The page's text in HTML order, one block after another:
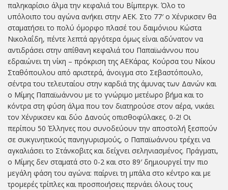
παληκαρίσιο άλμα την κεφαλιά του Βίμπεργκ. Όλο το
υπόλοιπο του αγώνα ανήκει στην ΑΕΚ. Στο 77′ ο Χένρικσεν θα
σταματήσει το πολύ όμορφο πλασέ του δαιμόνιου Κώστα
Νικολαΐδη, πέντε λεπτά αργότερα όμως είναι αδύνατον να
αντιδράσει στην απίθανη κεφαλιά του Παπαϊωάννου που
εδραιώνει τη νίκη – πρόκριση της ΑΕΚάρας. Κούρσα του Νίκου
Σταθόπουλου από αριστερά, άνοιγμα στο Σεβαστόπουλο,
σέντρα του τελευταίου στην καρδιά της άμυνας των Δανών και
ο Μίμης Παπαϊωάννου με το γνώριμο μετέωρο βήμα και το
κόντρα στη φύση άλμα που τον διατηρούσε στον αέρα, νικάει
τον Χένρικσεν και δύο Δανούς οπισθοφύλακες. 0-2! Οι
περίπου 50 Έλληνες που συνοδεύουν την αποστολή ξεσπούν
σε συκγινητικούς πανηγυρισμούς, ο Παπαϊωάννου τρέχει να
αγκαλιάσει το Στάνκοβιτς και δείχνει σεληνιασμένος. Πράγματι,
ο Μίμης δεν σταματά στο 0-2 και στο 89′ δημιουργεί την πιο
μεγάλη φάση του αγώνα: παίρνει τη μπάλα στο κέντρο και με
τρομερές τρίπλες και προσποιήσεις περνάει όλους τους